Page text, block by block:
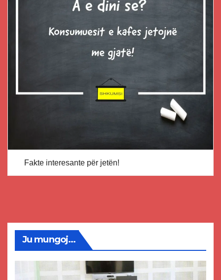
Fakte interesante për jetën!
Ju mungoj...